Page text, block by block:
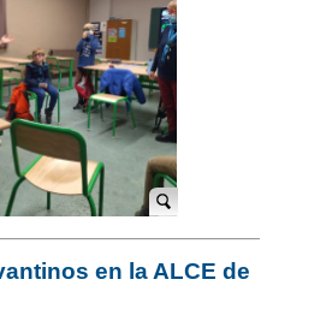
en la ALCE de